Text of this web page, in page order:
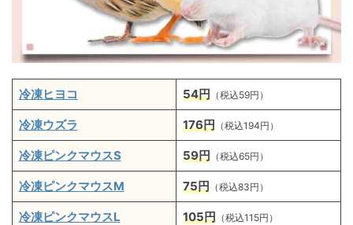
冷凍ヒヨコ 54円（税込59円）
冷凍ウズラ 176円（税込194円）
冷凍ピンクマウスS 59円（税込65円）
冷凍ピンクマウスM 75円（税込83円）
冷凍ピンクマウスL 105円（税込115円）